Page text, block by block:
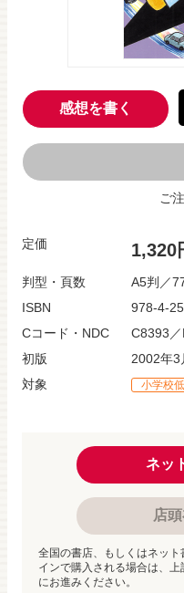
感想を書く
ご
定価 1,320
判型・頁数
A5判／
ISBN
978-4-
Cコード・NDC
C8393
初版
2002年3
対象
小学校
ネッ
店
全国の書店、もしくはネッ
インで購入される場合は、
にお進みください。